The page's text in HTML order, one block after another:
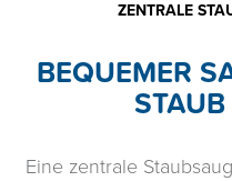
ZENTRALE
BEQUEMER
Eine zentrale